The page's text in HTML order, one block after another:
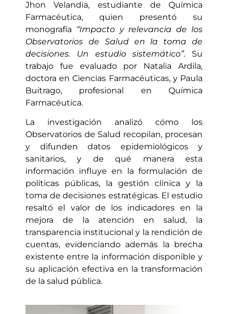
Jhon Velandia, estudiante de Química
Farmacéutica, quien presentó su
monografía “Impacto y relevancia de los
Observatorios de Salud en la toma de
decisiones. Un estudio sistemático”. Su
trabajo fue evaluado por Natalia Ardila,
doctora en Ciencias Farmacéuticas, y Paula
Buitrago, profesional en Química
Farmacéutica.
La investigación analizó cómo los
Observatorios de Salud recopilan, procesan
y difunden datos epidemiológicos y
sanitarios, y de qué manera esta
información influye en la formulación de
políticas públicas, la gestión clínica y la
toma de decisiones estratégicas. El estudio
resaltó el valor de los indicadores en la
mejora de la atención en salud, la
transparencia institucional y la rendición de
cuentas, evidenciando además la brecha
existente entre la información disponible y
su aplicación efectiva en la transformación
de la salud pública.